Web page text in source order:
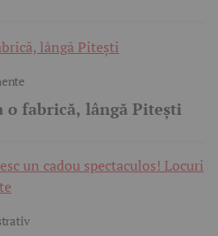
fabrică, lângă Pitești